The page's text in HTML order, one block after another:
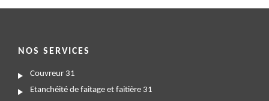
NOS SERVICES
Couvreur 31
Etanchéité de faitage et faitière 31